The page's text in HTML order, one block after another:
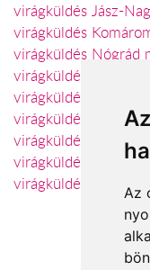
Az
virágküldés Jász-
virágküldés
virágküldés Nógrád
virágküldés
virágküldés Somogy
virágküldés Tolna
virágküldés Vas
virágküldés
virágküldés Zala